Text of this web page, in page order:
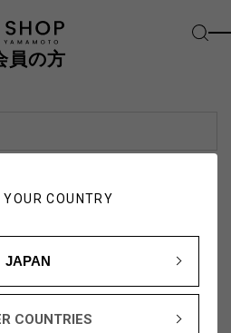
YOUR COUNTRY
JAPAN
COUNTRIES
員の方